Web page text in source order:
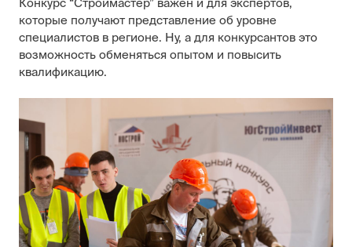
Конкурс “Строймастер” важен и для экспертов,
которые получают представление об уровне
специалистов в регионе. Ну, а для конкурсантов это
возможность обменяться опытом и повысить
квалификацию.